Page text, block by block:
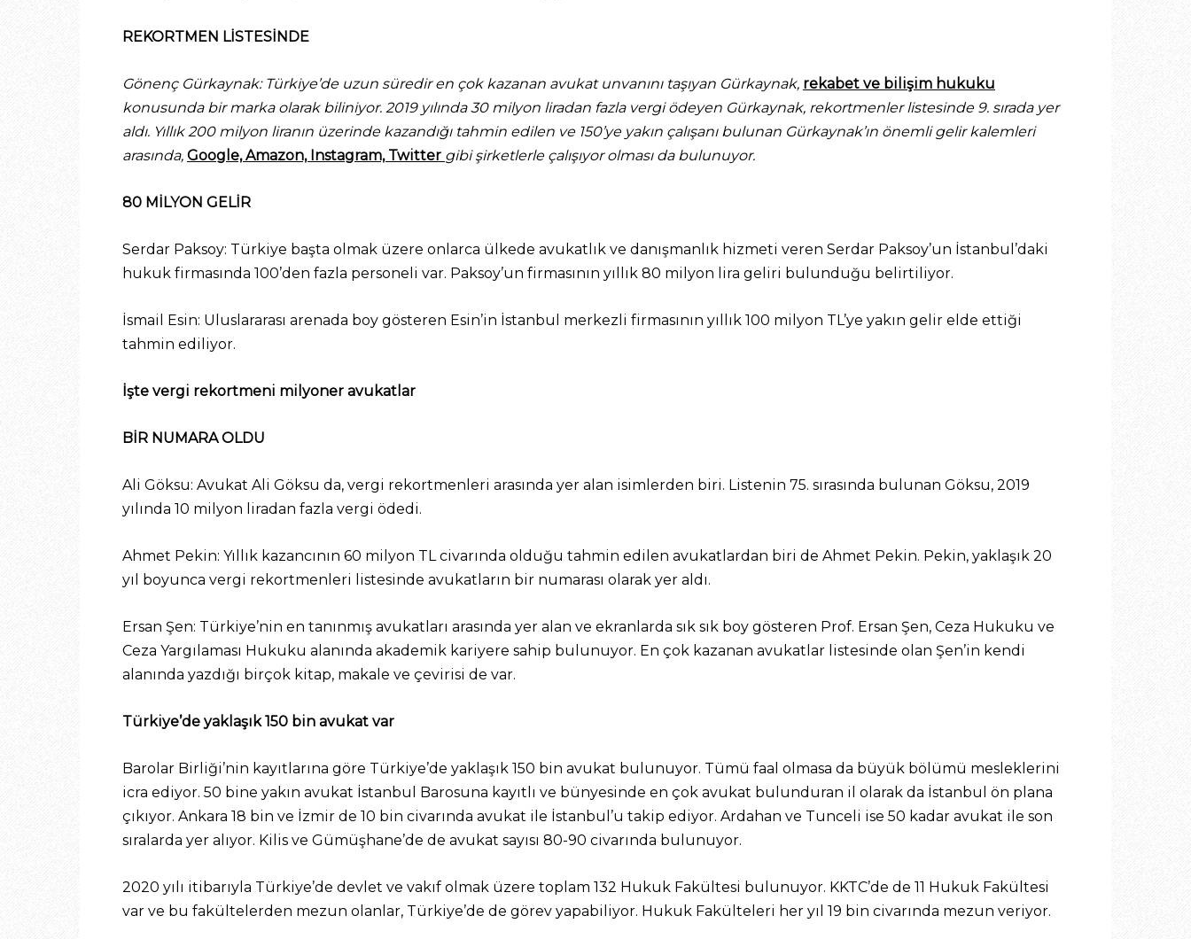
REKORTMEN LİSTESİNDE
Gönenç Gürkaynak: Türkiye’de uzun süredir en çok kazanan avukat unvanını taşıyan Gürkaynak, rekabet ve bilişim hukuku
konusunda bir marka olarak biliniyor. 2019 yılında 30 milyon liradan fazla vergi ödeyen Gürkaynak, rekortmenler listesinde 9. sırada yer
aldı. Yıllık 200 milyon liranın üzerinde kazandığı tahmin edilen ve 150’ye yakın çalışanı bulunan Gürkaynak’ın önemli gelir kalemleri
arasında, Google, Amazon, Instagram, Twitter gibi şirketlerle çalışıyor olması da bulunuyor.
80 MİLYON GELİR
Serdar Paksoy: Türkiye başta olmak üzere onlarca ülkede avukatlık ve danışmanlık hizmeti veren Serdar Paksoy’un İstanbul’daki
hukuk firmasında 100’den fazla personeli var. Paksoy’un firmasının yıllık 80 milyon lira geliri bulunduğu belirtiliyor.
İsmail Esin: Uluslararası arenada boy gösteren Esin’in İstanbul merkezli firmasının yıllık 100 milyon TL’ye yakın gelir elde ettiği
tahmin ediliyor.
İşte vergi rekortmeni milyoner avukatlar
BİR NUMARA OLDU
Ali Göksu: Avukat Ali Göksu da, vergi rekortmenleri arasında yer alan isimlerden biri. Listenin 75. sırasında bulunan Göksu, 2019
yılında 10 milyon liradan fazla vergi ödedi.
Ahmet Pekin: Yıllık kazancının 60 milyon TL civarında olduğu tahmin edilen avukatlardan biri de Ahmet Pekin. Pekin, yaklaşık 20
yıl boyunca vergi rekortmenleri listesinde avukatların bir numarası olarak yer aldı.
Ersan Şen: Türkiye’nin en tanınmış avukatları arasında yer alan ve ekranlarda sık sık boy gösteren Prof. Ersan Şen, Ceza Hukuku ve
Ceza Yargılaması Hukuku alanında akademik kariyere sahip bulunuyor. En çok kazanan avukatlar listesinde olan Şen’in kendi
alanında yazdığı birçok kitap, makale ve çevirisi de var.
Türkiye’de yaklaşık 150 bin avukat var
Barolar Birliği’nin kayıtlarına göre Türkiye’de yaklaşık 150 bin avukat bulunuyor. Tümü faal olmasa da büyük bölümü mesleklerini
icra ediyor. 50 bine yakın avukat İstanbul Barosuna kayıtlı ve bünyesinde en çok avukat bulunduran il olarak da İstanbul ön plana
çıkıyor. Ankara 18 bin ve İzmir de 10 bin civarında avukat ile İstanbul’u takip ediyor. Ardahan ve Tunceli ise 50 kadar avukat ile son
sıralarda yer alıyor. Kilis ve Gümüşhane’de de avukat sayısı 80-90 civarında bulunuyor.
2020 yılı itibarıyla Türkiye’de devlet ve vakıf olmak üzere toplam 132 Hukuk Fakültesi bulunuyor. KKTC’de de 11 Hukuk Fakültesi
var ve bu fakültelerden mezun olanlar, Türkiye’de de görev yapabiliyor. Hukuk Fakülteleri her yıl 19 bin civarında mezun veriyor.